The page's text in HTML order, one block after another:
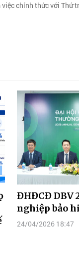
chính thức với Thứ
ĐHĐCĐ DBV
nghiệp bảo
24/04/2026 18:47